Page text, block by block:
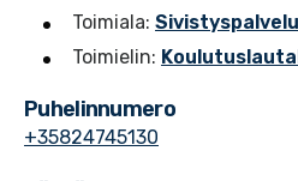
Toimiala:
Toimielin:
Puhelinnumero
+35824745130